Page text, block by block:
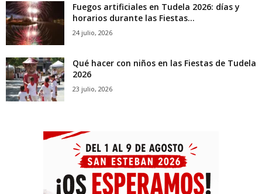
Fuegos artificiales en Tudela 2026: días y
horarios durante las Fiestas...
24 julio, 2026
Qué hacer con niños en las Fiestas de Tudela
2026
23 julio, 2026